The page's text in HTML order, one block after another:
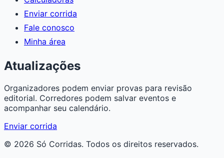
Enviar corrida
Fale conosco
Minha área
Atualizações
Organizadores podem enviar provas para revisão
editorial. Corredores podem salvar eventos e
acompanhar seu calendário.
Enviar corrida
© 2026 Só Corridas. Todos os direitos reservados.